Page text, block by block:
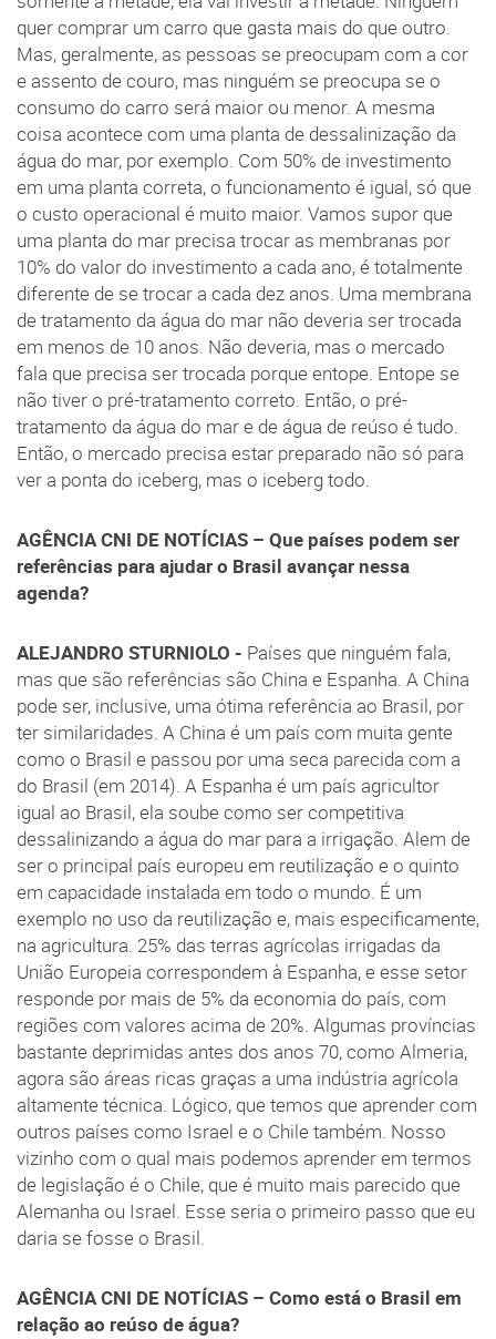
quer comprar um carro que gasta mais do que outro.
Mas, geralmente, as pessoas se preocupam com a cor
e assento de couro, mas ninguém se preocupa se o
consumo do carro será maior ou menor. A mesma
coisa acontece com uma planta de dessalinização da
água do mar, por exemplo. Com 50% de investimento
em uma planta correta, o funcionamento é igual, só que
o custo operacional é muito maior. Vamos supor que
uma planta do mar precisa trocar as membranas por
10% do valor do investimento a cada ano, é totalmente
diferente de se trocar a cada dez anos. Uma membrana
de tratamento da água do mar não deveria ser trocada
em menos de 10 anos. Não deveria, mas o mercado
fala que precisa ser trocada porque entope. Entope se
não tiver o pré-tratamento correto. Então, o pré-
tratamento da água do mar e de água de reúso é tudo.
Então, o mercado precisa estar preparado não só para
ver a ponta do iceberg, mas o iceberg todo.
AGÊNCIA CNI DE NOTÍCIAS – Que países podem ser
referências para ajudar o Brasil avançar nessa
agenda?
ALEJANDRO STURNIOLO - Países que ninguém fala,
mas que são referências são China e Espanha. A China
pode ser, inclusive, uma ótima referência ao Brasil, por
ter similaridades. A China é um país com muita gente
como o Brasil e passou por uma seca parecida com a
do Brasil (em 2014). A Espanha é um país agricultor
igual ao Brasil, ela soube como ser competitiva
dessalinizando a água do mar para a irrigação. Alem de
ser o principal país europeu em reutilização e o quinto
em capacidade instalada em todo o mundo. É um
exemplo no uso da reutilização e, mais especificamente,
na agricultura. 25% das terras agrícolas irrigadas da
União Europeia correspondem à Espanha, e esse setor
responde por mais de 5% da economia do país, com
regiões com valores acima de 20%. Algumas províncias
bastante deprimidas antes dos anos 70, como Almeria,
agora são áreas ricas graças a uma indústria agrícola
altamente técnica. Lógico, que temos que aprender com
outros países como Israel e o Chile também. Nosso
vizinho com o qual mais podemos aprender em termos
de legislação é o Chile, que é muito mais parecido que
Alemanha ou Israel. Esse seria o primeiro passo que eu
daria se fosse o Brasil.
AGÊNCIA CNI DE NOTÍCIAS – Como está o Brasil em
relação ao reúso de água?